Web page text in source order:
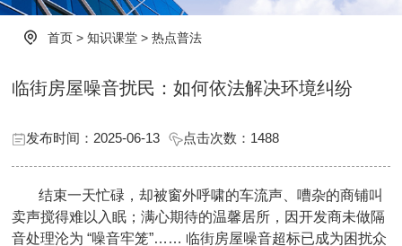
首页 >知识课堂 >热点普法
临街房屋噪音扰民：如何依法解决环境纠纷
发布时间：2025-06-13 点击次数： 1488
结束一天忙碌，却被窗外呼啸的车流声、嘈杂的商铺叫
卖声搅得难以入眠；满心期待的温馨居所，因开发商未做隔
音处理沦为 “噪音牢笼”…… 临街房屋噪音超标已成为困扰众